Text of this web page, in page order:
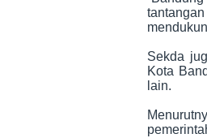
Sekda
Kota
lain.